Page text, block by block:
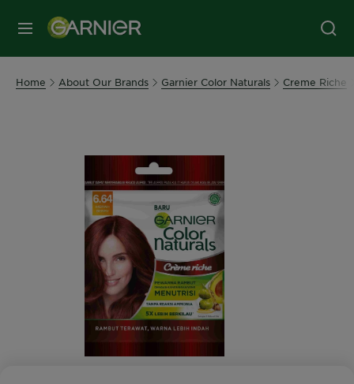
MENU
Home About Our Brands Garnier Color Naturals Creme Riche